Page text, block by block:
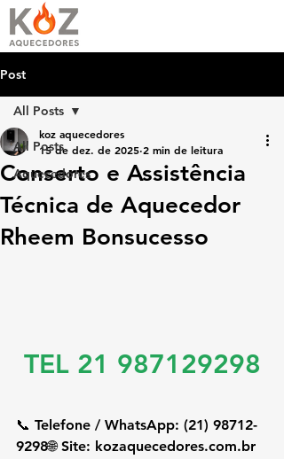
Post
All Posts
Aquecedores
All Posts
Conserto e Assistência
Técnica de Aquecedor
Rheem Bonsucesso
koz aquecedores
15 de dez. de 2025 2 min de leitura
TEL 21 987129298
📞 Telefone / WhatsApp: (21) 98712-
9298🌐 Site: kozaquecedores.com.br